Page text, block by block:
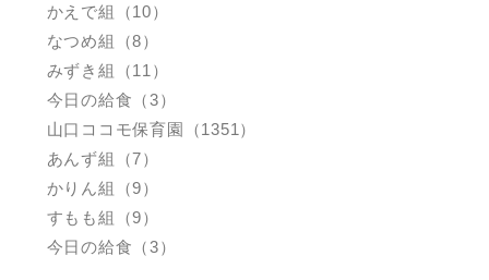
かえで組（10）
なつめ組（8）
みずき組（11）
今日の給食（3）
山口ココモ保育園（1351）
あんず組（7）
かりん組（9）
すもも組（9）
今日の給食（3）